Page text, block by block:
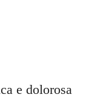
e dolorosa